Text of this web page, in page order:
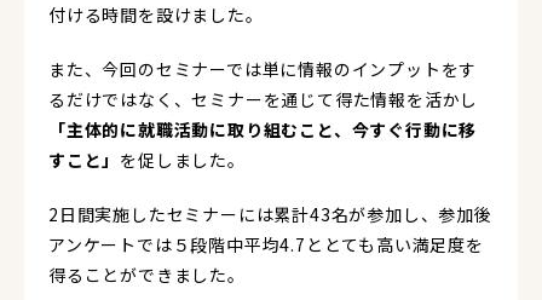
付ける時間を設けました。
また、今回のセミナーでは単に情報のインプットをす
るだけではなく、セミナーを通じて得た情報を活かし
「主体的に就職活動に取り組むこと、今すぐ行動に移
すこと」 を促しました。
2日間実施したセミナーには累計43名が参加し、参加後
アンケートでは５段階中平均4.7ととても高い満足度を
得ることができました。